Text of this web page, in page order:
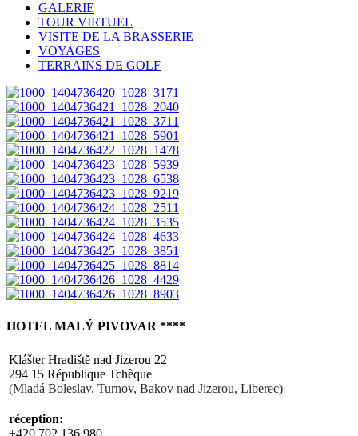
GALERIE
TOUR VIRTUEL
VISITE DE LA BRASSERIE
VOYAGES
TERRAINS DE GOLF
HOTEL MALÝ PIVOVAR ****
Klášter Hradiště nad Jizerou 22
294 15 République Tchèque
(Mladá Boleslav, Turnov, Bakov nad Jizerou, Liberec)
réception:
+420 702 136 980